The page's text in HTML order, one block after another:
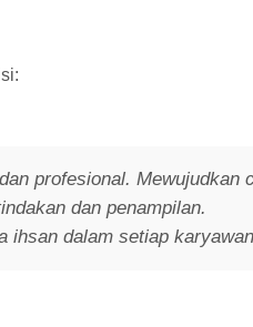
profesional. Mewujudkan
dan penampilan.
ihsan dalam setiap